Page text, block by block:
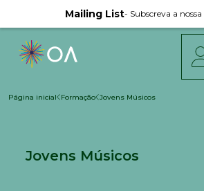
Mailing List- Subscreva a
Página inicial Formação Jovens Músicos
Jovens Músicos